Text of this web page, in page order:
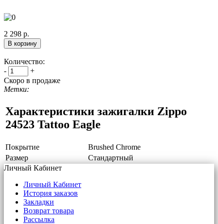
2 298 р.
Количество:
-
+
Скоро в продаже
Метки:
Характеристики зажигалки Zippo
24523 Tattoo Eagle
Покрытие
Brushed Chrome
Размер
Стандартный
Личный Кабинет
Личный Кабинет
История заказов
Закладки
Возврат товара
Рассылка